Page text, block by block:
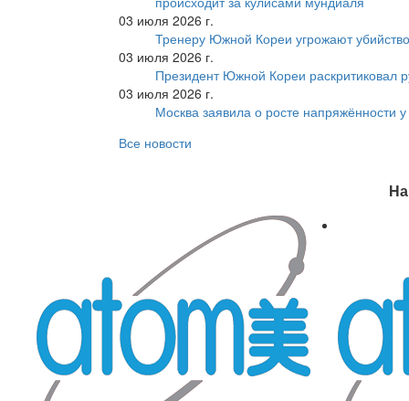
03 июля 2026 г.
Тренеру Южной Кореи угрожают
03 июля 2026 г.
Президент Южной Кореи раскритиковал
03 июля 2026 г.
Москва заявила о росте
Все новости